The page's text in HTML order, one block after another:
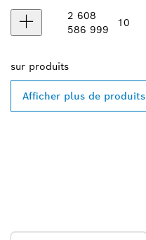
2 608
586 999
10
sur produits
Afficher plus de produits